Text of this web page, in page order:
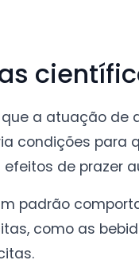
a atuação de
condições para
de prazer
padrão
como as